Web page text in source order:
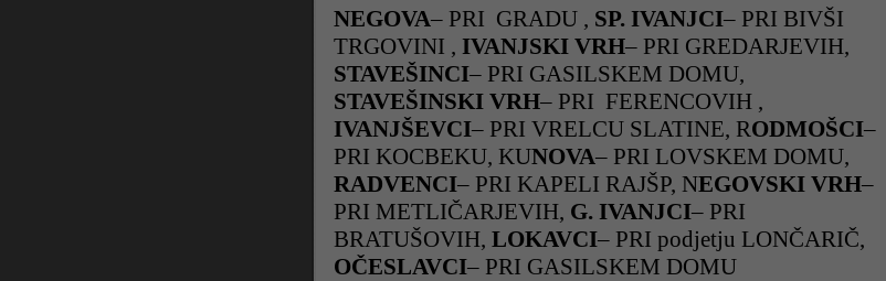
NEGOVA– PRI GRADU , SP. IVANJCI– PRI BIVŠI
TRGOVINI , IVANJSKI VRH– PRI GREDARJEVIH,
STAVEŠINCI– PRI GASILSKEM DOMU,
STAVEŠINSKI VRH– PRI FERENCOVIH ,
IVANJŠEVCI– PRI VRELCU SLATINE, RODMOŠCI–
PRI KOCBEKU, KUNOVA– PRI LOVSKEM DOMU,
RADVENCI– PRI KAPELI RAJŠP, NEGOVSKI VRH–
PRI METLIČARJEVIH, G. IVANJCI– PRI
BRATUŠOVIH, LOKAVCI– PRI podjetju LONČARIČ,
OČESLAVCI– PRI GASILSKEM DOMU